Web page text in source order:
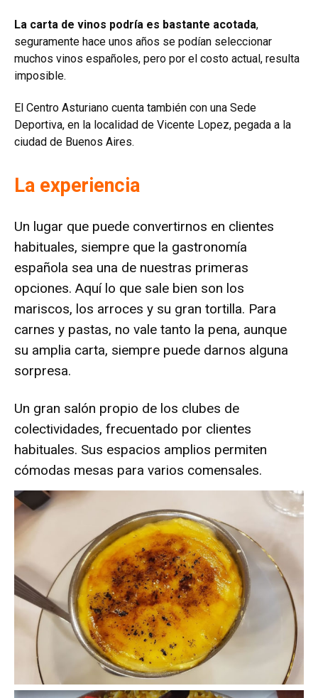
La carta de vinos podría es bastante acotada,
seguramente hace unos años se podían seleccionar
muchos vinos españoles, pero por el costo actual, resulta
imposible.
El Centro Asturiano cuenta también con una Sede
Deportiva, en la localidad de Vicente Lopez, pegada a la
ciudad de Buenos Aires.
La experiencia
Un lugar que puede convertirnos en clientes
habituales, siempre que la gastronomía
española sea una de nuestras primeras
opciones. Aquí lo que sale bien son los
mariscos, los arroces y su gran tortilla. Para
carnes y pastas, no vale tanto la pena, aunque
su amplia carta, siempre puede darnos alguna
sorpresa.
Un gran salón propio de los clubes de
colectividades, frecuentado por clientes
habituales. Sus espacios amplios permiten
cómodas mesas para varios comensales.